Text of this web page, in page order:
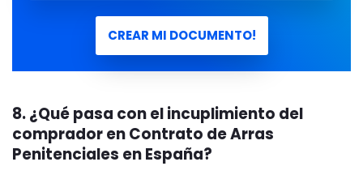
CREAR MI DOCUMENTO!
8. ¿Qué pasa con el incuplimiento del
comprador en Contrato de Arras
Penitenciales en España?